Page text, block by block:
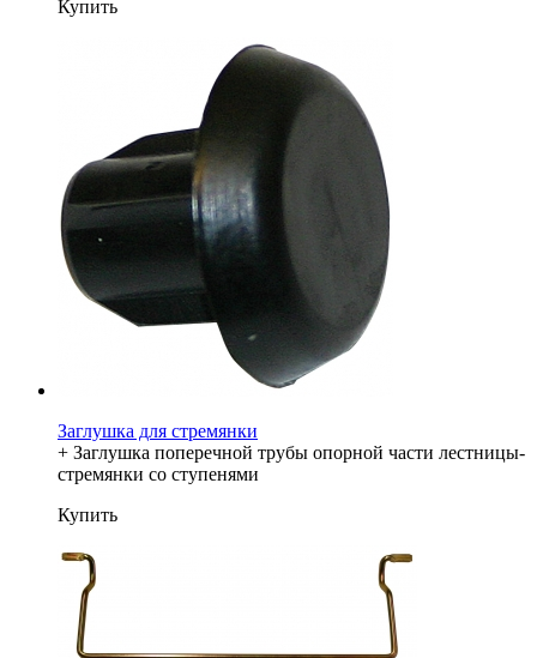
Купить
Заглушка для стремянки
+ Заглушка поперечной трубы опорной части лестницы-
стремянки со ступенями
Купить